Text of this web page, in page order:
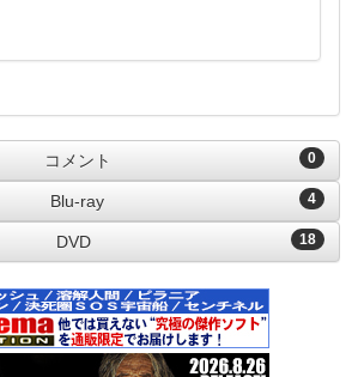
0
コメント
4
Blu-ray
18
DVD